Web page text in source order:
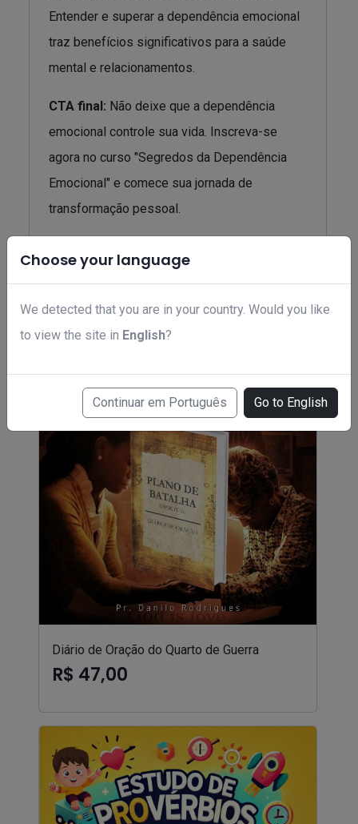
Choose your language
We detected that you are in your country. Would you like
to view the site in English?
Continuar em Português Go to English
Entender e superar a dependência emocional
traz benefícios significativos para a saúde
mental e relacionamentos.
CTA final: Não deixe que a dependência
emocional controle sua vida. Inscreva-se
agora no curso "Segredos da Dependência
Emocional" e comece sua jornada de
transformação pessoal.
Related products
Diário de Oração do Quarto de Guerra
R$ 47,00